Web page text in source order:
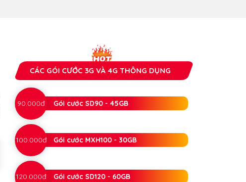
CÁC GÓI CƯỚC 3G VÀ 4G THÔNG DỤNG
90.000đ Gói cước SD90 - 45GB
100.000đ Gói cước MXH100 - 30GB
120.000đ Gói cước SD120 - 60GB